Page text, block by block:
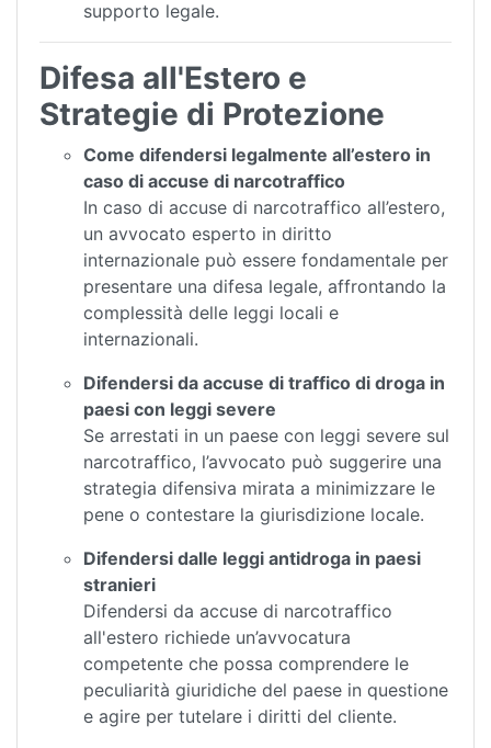
supporto legale.
Difesa all'Estero e
Strategie di Protezione
Come difendersi legalmente all’estero in
caso di accuse di narcotraffico
In caso di accuse di narcotraffico all’estero,
un avvocato esperto in diritto
internazionale può essere fondamentale per
presentare una difesa legale, affrontando la
complessità delle leggi locali e
internazionali.
Difendersi da accuse di traffico di droga in
paesi con leggi severe
Se arrestati in un paese con leggi severe sul
narcotraffico, l’avvocato può suggerire una
strategia difensiva mirata a minimizzare le
pene o contestare la giurisdizione locale.
Difendersi dalle leggi antidroga in paesi
stranieri
Difendersi da accuse di narcotraffico
all'estero richiede un’avvocatura
competente che possa comprendere le
peculiarità giuridiche del paese in questione
e agire per tutelare i diritti del cliente.